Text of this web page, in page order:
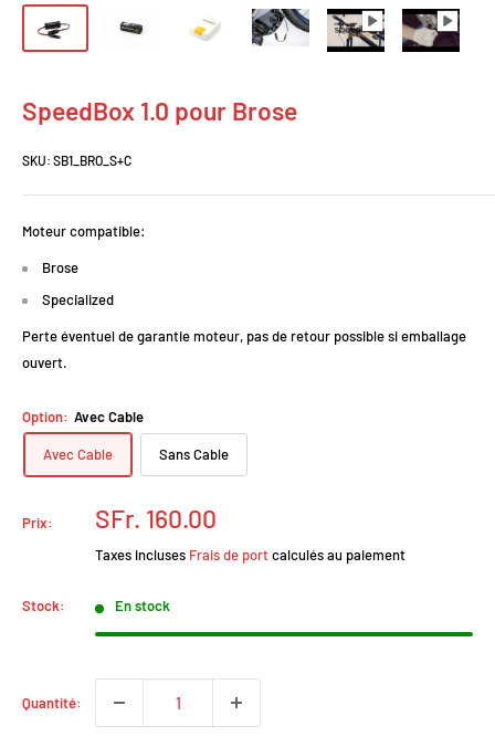
SpeedBox 1.0 pour Brose
SKU: SB1_BRO_S+C
Moteur compatible:
Brose
Specialized
Perte éventuel de garantie moteur, pas de retour possible si emballage
ouvert.
Option: Avec Cable
Avec Cable Sans Cable
Prix:
Prix
réduit
SFr. 160.00
Taxes incluses Frais de portcalculés au paiement
Stock: En stock
Quantité: